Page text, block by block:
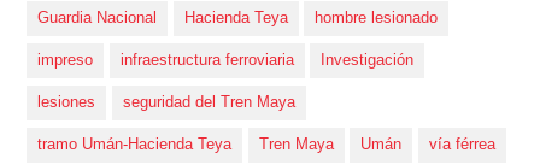
Guardia Nacional Hacienda Teya hombre lesionado
impreso infraestructura ferroviaria Investigación
lesiones seguridad del Tren Maya
tramo Umán-Hacienda Teya Tren Maya Umán vía férrea